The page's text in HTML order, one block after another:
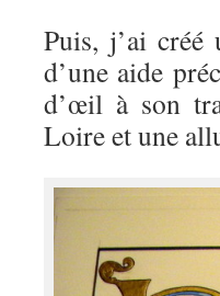
Puis, j’ai
d’une aide
d’œil à son
Loire et une